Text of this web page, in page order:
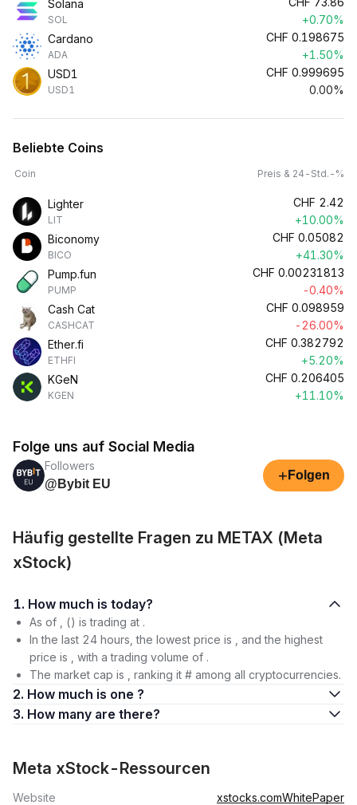
Solana
SOL
+0.70%
Cardano
ADA
CHF 0.198675
+1.50%
USD1
USD1
CHF 0.999695
0.00%
Beliebte Coins
Coin Preis & 24-Std.-%
Lighter
LIT
CHF 2.42
+10.00%
Biconomy
BICO
CHF 0.05082
+41.30%
Pump.fun
PUMP
CHF 0.00231813
-0.40%
Cash Cat
CASHCAT
CHF 0.098959
-26.00%
Ether.fi
ETHFI
CHF 0.382792
+5.20%
KGeN
KGEN
CHF 0.206405
+11.10%
Folge uns auf Social Media
Followers
@Bybit EU
+ Folgen
Häufig gestellte Fragen zu METAX (Meta
xStock)
1. How much is today?
As of , () is trading at .
In the last 24 hours, the lowest price is , and the highest
price is , with a trading volume of .
The market cap is , ranking it # among all cryptocurrencies.
2. How much is one ?
3. How many are there?
Meta xStock-Ressourcen
Website xstocks.comWhitePaper